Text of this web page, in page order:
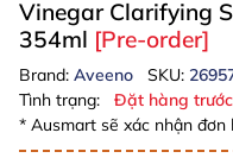
Vinegar Clarifying
354ml [Pre-order]
Brand: Aveeno SKU:
Tình trạng:
Đặt hàng
* Ausmart sẽ xác nhận đơn